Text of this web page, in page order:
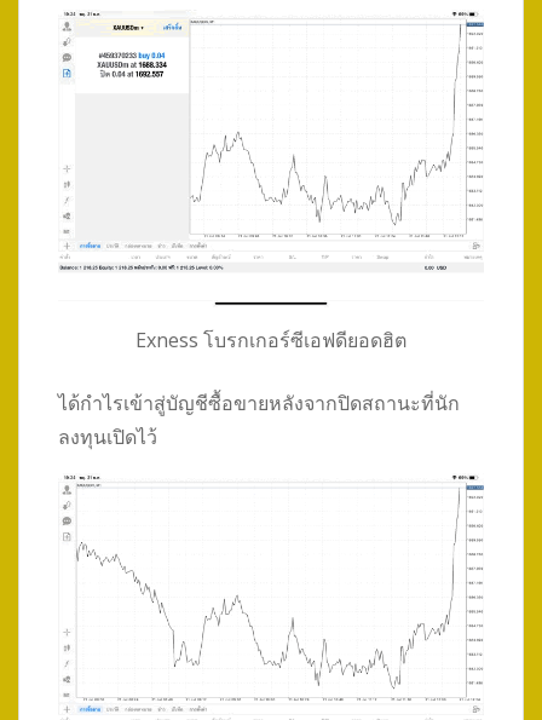
Exness โบรกเกอร์ซีเอฟดียอดฮิต
ได้กำไรเข้าสู่บัญชีซื้อขายหลังจากปิดสถานะที่นัก
ลงทุนเปิดไว้